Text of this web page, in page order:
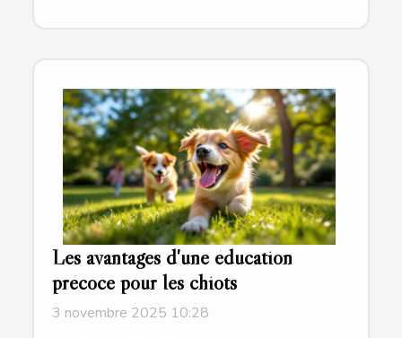
Les avantages d'une éducation
précoce pour les chiots
3 novembre 2025 10:28